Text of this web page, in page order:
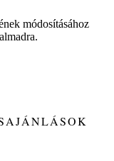
módosításához
AJÁNLÁSOK